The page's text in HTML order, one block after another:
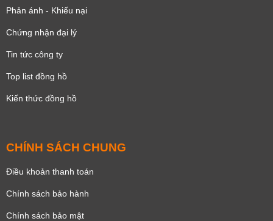
Phản ánh - Khiếu nại
Chứng nhận đại lý
Tin tức công ty
Top list đồng hồ
Kiến thức đồng hồ
CHÍNH SÁCH CHUNG
Điều khoản thanh toán
Chính sách bảo hành
Chính sách bảo mật